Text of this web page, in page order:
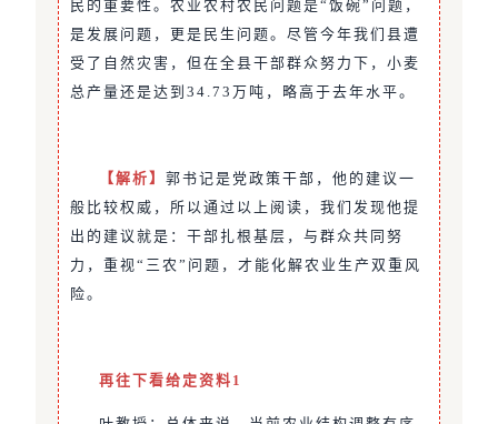
民的重要性。农业农村农民问题是“饭碗”问题，
是发展问题，更是民生问题。尽管今年我们县遭
受了自然灾害，但在全县干部群众努力下，小麦
总产量还是达到34.73万吨，略高于去年水平。
【解析】 郭书记是党政策干部，他的建议一
般比较权威，所以通过以上阅读，我们发现他提
出的建议就是：干部扎根基层，与群众共同努
力，重视“三农”问题，才能化解农业生产双重风
险。
再往下看给定资料1